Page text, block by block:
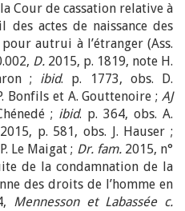
Cour de cassation relative à
actes de naissance des
autrui à l’étranger (Ass.
D. 2015, p. 1819, note H.
; ibid. p. 1773, obs. D.
Bonfils et A. Gouttenoire ;AJ
; ibid. p. 364, obs. A.
2015, p. 581, obs. J. Hauser ;
Le Maigat ; Dr. fam.2015, n°
de la condamnation de la
des droits de l’homme en
Mennesson et Labassée c.